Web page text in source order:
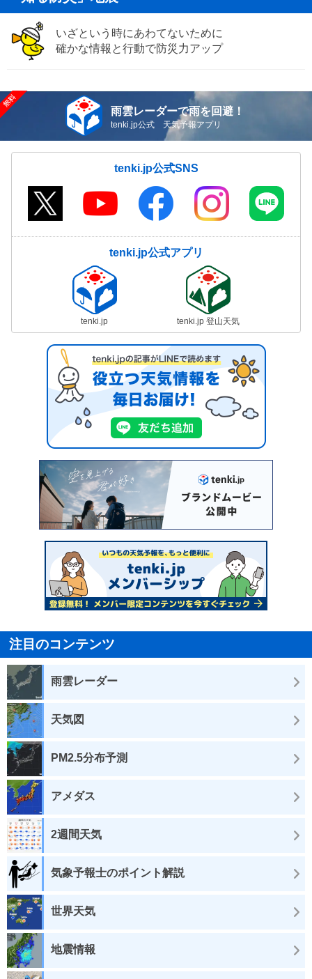
いざという時にあわてないために
確かな情報と行動で防災力アップ
雨雲レーダーで雨を回避！
tenki.jp公式 天気予報アプリ
tenki.jp公式SNS
tenki.jp公式アプリ
tenki.jp tenki.jp 登山天気
注目のコンテンツ
雨雲レーダー
天気図
PM2.5分布予測
アメダス
2週間天気
気象予報士のポイント解説
世界天気
地震情報